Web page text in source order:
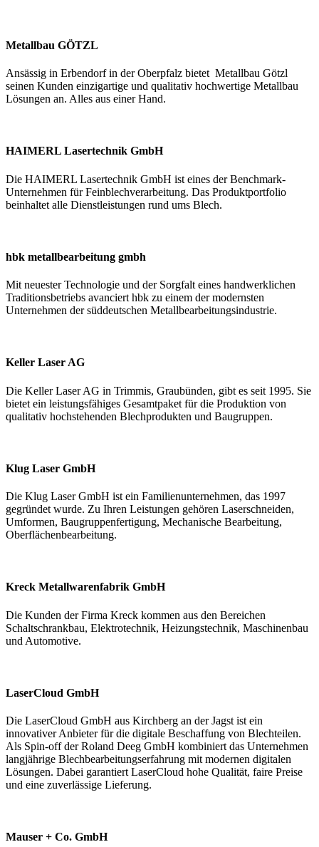
Metallbau GÖTZL
Ansässig in Erbendorf in der Oberpfalz bietet Metallbau Götzl
seinen Kunden einzigartige und qualitativ hochwertige Metallbau
Lösungen an. Alles aus einer Hand.
HAIMERL Lasertechnik GmbH
Die HAIMERL Lasertechnik GmbH ist eines der Benchmark-
Unternehmen für Feinblechverarbeitung. Das Produktportfolio
beinhaltet alle Dienstleistungen rund ums Blech.
hbk metallbearbeitung gmbh
Mit neuester Technologie und der Sorgfalt eines handwerklichen
Traditionsbetriebs avanciert hbk zu einem der modernsten
Unternehmen der süddeutschen Metallbearbeitungsindustrie.
Keller Laser AG
Die Keller Laser AG in Trimmis, Graubünden, gibt es seit 1995. Sie
bietet ein leistungsfähiges Gesamtpaket für die Produktion von
qualitativ hochstehenden Blechprodukten und Baugruppen.
Klug Laser GmbH
Die Klug Laser GmbH ist ein Familienunternehmen, das 1997
gegründet wurde. Zu Ihren Leistungen gehören Laserschneiden,
Umformen, Baugruppenfertigung, Mechanische Bearbeitung,
Oberflächenbearbeitung.
Kreck Metallwarenfabrik GmbH
Die Kunden der Firma Kreck kommen aus den Bereichen
Schaltschrankbau, Elektrotechnik, Heizungstechnik, Maschinenbau
und Automotive.
LaserCloud GmbH
Die LaserCloud GmbH aus Kirchberg an der Jagst ist ein
innovativer Anbieter für die digitale Beschaffung von Blechteilen.
Als Spin-off der Roland Deeg GmbH kombiniert das Unternehmen
langjährige Blechbearbeitungserfahrung mit modernen digitalen
Lösungen. Dabei garantiert LaserCloud hohe Qualität, faire Preise
und eine zuverlässige Lieferung.
Mauser + Co. GmbH